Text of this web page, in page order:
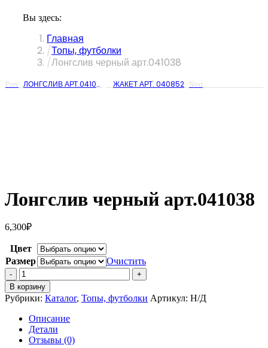
Вы здесь:
Главная
Топы, футболки
Лонгслив черный арт.041038
Prev ЛОНГСЛИВ АРТ.041038 ЖАКЕТ АРТ. 040852 Next
Лонгслив черный арт.041038
6,300₽
Цвет
Размер
Очистить
Количество
Лонгслив
черный
арт.041038
В корзину
Рубрики: Каталог, Топы, футболки Артикул: Н/Д
Описание
Детали
Отзывы (0)